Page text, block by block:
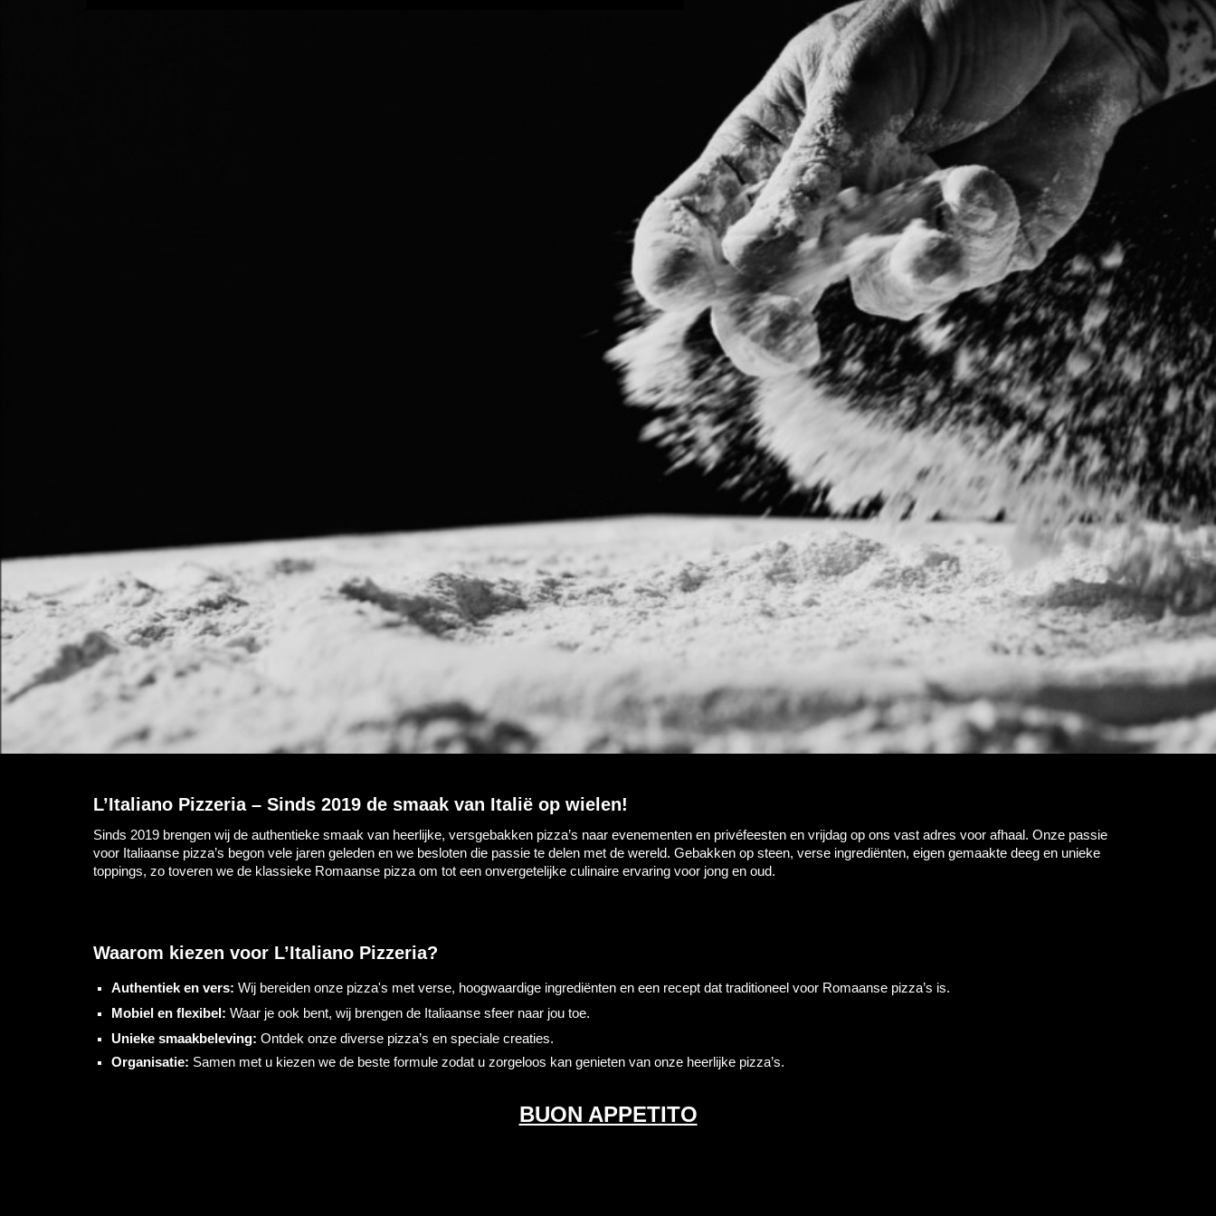
L’Italiano Pizzeria – Sinds 2019 de smaak van Italië op wielen!
Sinds 2019 brengen wij de authentieke smaak van heerlijke, versgebakken pizza’s naar evenementen en privéfeesten en vrijdag op ons vast adres voor afhaal. Onze passie
voor Italiaanse pizza’s begon vele jaren geleden en we besloten die passie te delen met de wereld. Gebakken op steen, verse ingrediënten, eigen gemaakte deeg en unieke
toppings, zo toveren we de klassieke Romaanse pizza om tot een onvergetelijke culinaire ervaring voor jong en oud.
Waarom kiezen voor L’Italiano Pizzeria?
Authentiek en vers: Wij bereiden onze pizza's met verse, hoogwaardige ingrediënten en een recept dat traditioneel voor Romaanse pizza’s is.
Mobiel en flexibel: Waar je ook bent, wij brengen de Italiaanse sfeer naar jou toe.
Unieke smaakbeleving: Ontdek onze diverse pizza’s en speciale creaties.
Organisatie: Samen met u kiezen we de beste formule zodat u zorgeloos kan genieten van onze heerlijke pizza’s.
BUON APPETITO